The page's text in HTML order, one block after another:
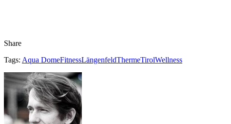
Share
Tags: Aqua DomeFitnessLängenfeldThermeTirolWellness